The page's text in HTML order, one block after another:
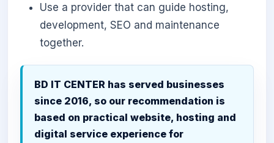
Use a provider that can guide hosting,
development, SEO and maintenance
together.
BD IT CENTER has served businesses
since 2016, so our recommendation is
based on practical website, hosting and
digital service experience for